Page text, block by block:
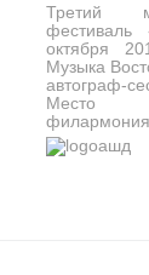
Третий
фестиваль
октября
Музыка
автограф-
Место
филармония.